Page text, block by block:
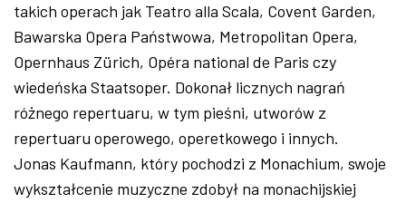
takich operach jak Teatro alla Scala, Covent Garden,
Bawarska Opera Państwowa, Metropolitan Opera,
Opernhaus Zürich, Opéra national de Paris czy
wiedeńska Staatsoper. Dokonał licznych nagrań
różnego repertuaru, w tym pieśni, utworów z
repertuaru operowego, operetkowego i innych.
Jonas Kaufmann, który pochodzi z Monachium, swoje
wykształcenie muzyczne zdobył na monachijskiej